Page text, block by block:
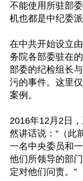
不能使用所驻部
机也都是中纪委派
在中共开始设立
务院各部委驻在
部委的纪检组长
污的事件。这里
案例。
2016年12月2日
然讲话说：“（此
一名中央委员和
他们所领导的部
定对他们问责。”